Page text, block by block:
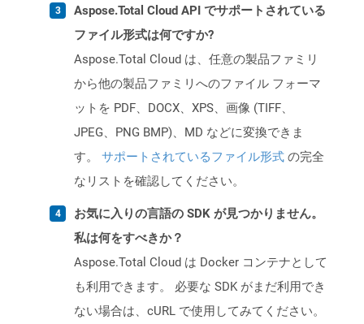
Aspose.Total Cloud API でサポートされている
ファイル形式は何ですか?
Aspose.Total Cloud は、任意の製品ファミリ
から他の製品ファミリへのファイル フォーマ
ットを PDF、DOCX、XPS、画像 (TIFF、
JPEG、PNG BMP)、MD などに変換できま
す。 サポートされているファイル形式 の完全
なリストを確認してください。
お気に入りの言語の SDK が見つかりません。
私は何をすべきか？
Aspose.Total Cloud は Docker コンテナとして
も利用できます。 必要な SDK がまだ利用でき
ない場合は、cURL で使用してみてください。